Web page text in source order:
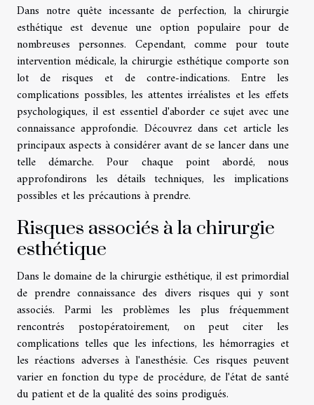
Dans notre quête incessante de perfection, la chirurgie
esthétique est devenue une option populaire pour de
nombreuses personnes. Cependant, comme pour toute
intervention médicale, la chirurgie esthétique comporte son
lot de risques et de contre-indications. Entre les
complications possibles, les attentes irréalistes et les effets
psychologiques, il est essentiel d'aborder ce sujet avec une
connaissance approfondie. Découvrez dans cet article les
principaux aspects à considérer avant de se lancer dans une
telle démarche. Pour chaque point abordé, nous
approfondirons les détails techniques, les implications
possibles et les précautions à prendre.
Risques associés à la chirurgie
esthétique
Dans le domaine de la chirurgie esthétique, il est primordial
de prendre connaissance des divers risques qui y sont
associés. Parmi les problèmes les plus fréquemment
rencontrés postopératoirement, on peut citer les
complications telles que les infections, les hémorragies et
les réactions adverses à l'anesthésie. Ces risques peuvent
varier en fonction du type de procédure, de l'état de santé
du patient et de la qualité des soins prodigués.